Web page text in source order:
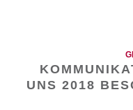
UNS 2018